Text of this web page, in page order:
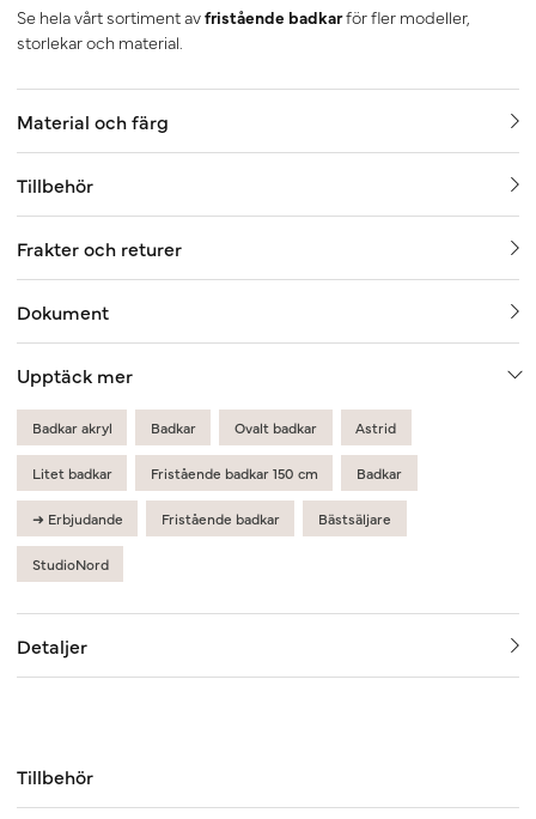
Se hela vårt sortiment avfristående badkarför fler modeller,
storlekar och material.
Material och färg
Tillbehör
Frakter och returer
Dokument
Upptäck mer
Badkar akryl Badkar Ovalt badkar Astrid
Litet badkar Fristående badkar 150 cm Badkar
➜ Erbjudande Fristående badkar Bästsäljare
StudioNord
Detaljer
Tillbehör